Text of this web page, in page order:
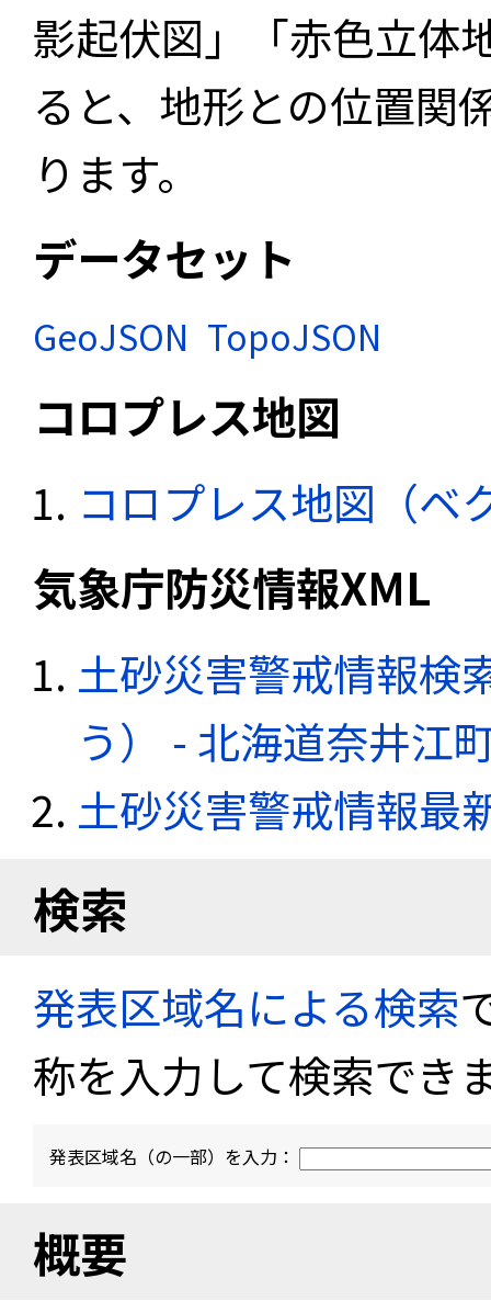
影起伏図」「赤色立体
ると、地形との位置関
ります。
データセット
GeoJSON TopoJSON
コロプレス地図
コロプレス地図（ベ
気象庁防災情報XML
土砂災害警戒情報検
う） - 北海道奈井江
土砂災害警戒情報最
検索
発表区域名による検索
称を入力して検索でき
発表区域名（の一部）を入力：
概要